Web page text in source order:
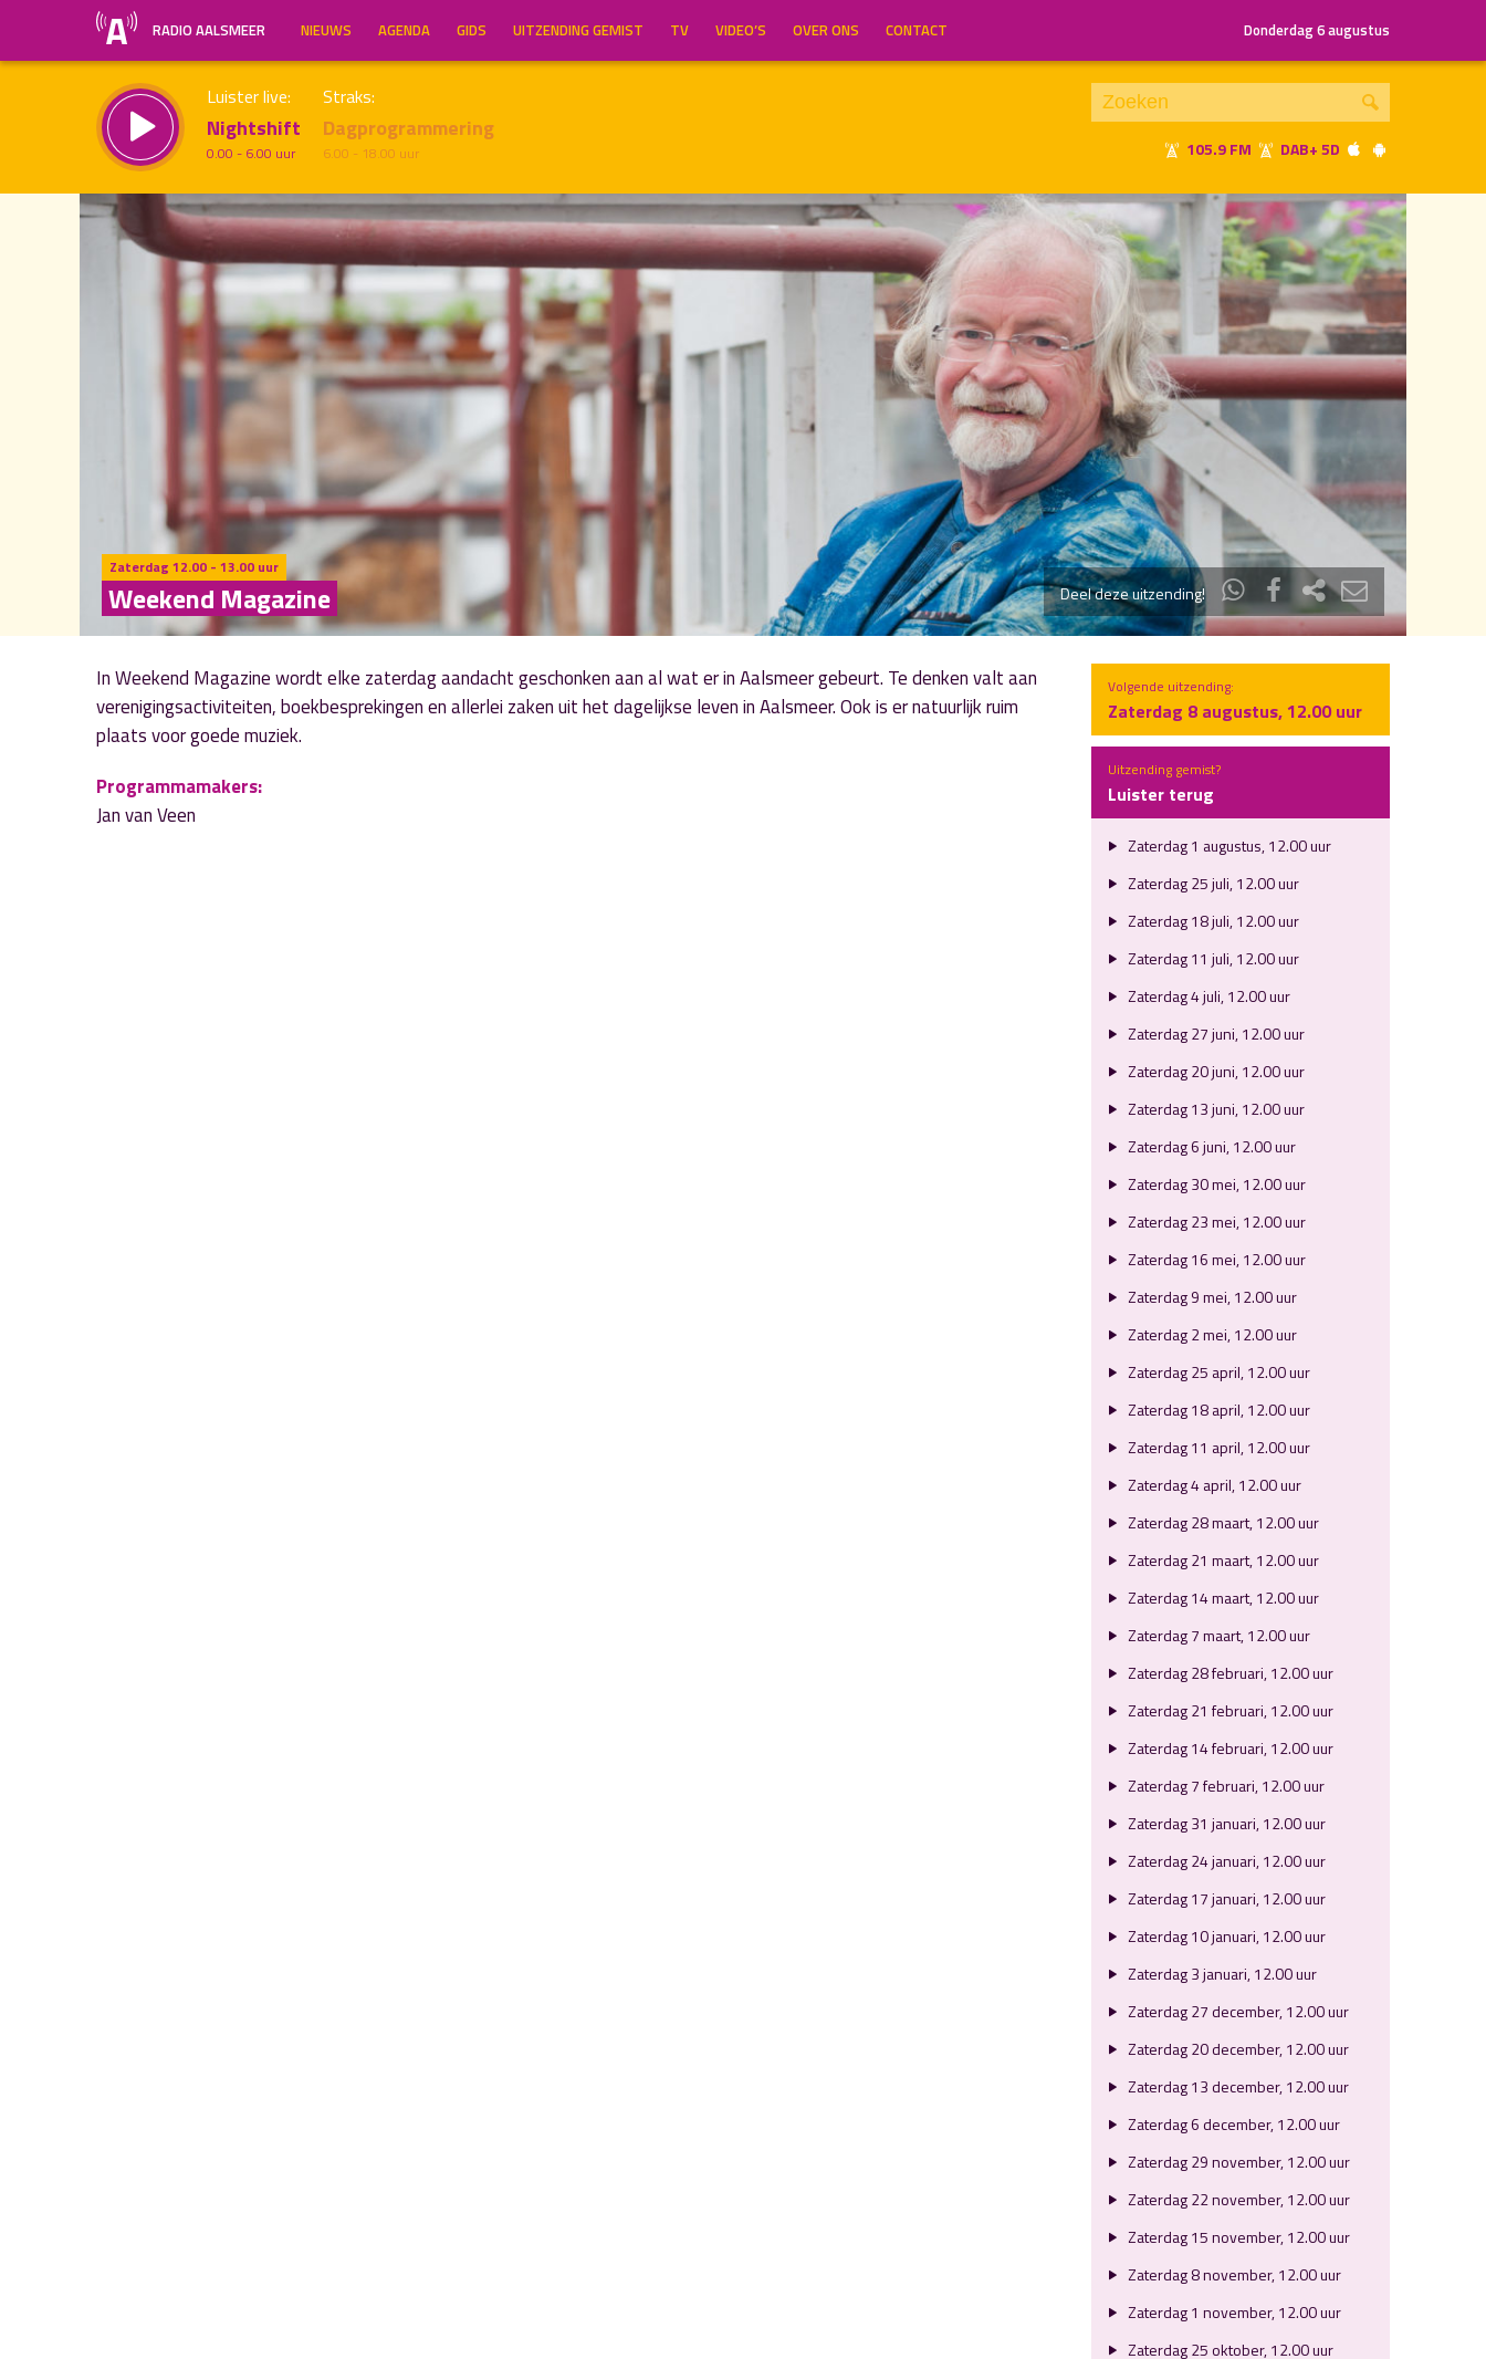
RADIO AALSMEER NIEUWS AGENDA GIDS UITZENDING GEMIST TV VIDEO’S OVER ONS CONTACT Donderdag 6 augustus
Luister live:
Nightshift
0.00 - 6.00 uur
Straks:
Dagprogrammering
6.00 - 18.00 uur 105.9 FM DAB+ 5D
13.00
Je luistert nu naar
uur 1 van 1
Vorig uur Volgend uur»
Zaterdag 12.00 - 13.00 uur
Weekend Magazine Deel deze uitzending!
In Weekend Magazine wordt elke zaterdag aandacht geschonken aan al wat er in Aalsmeer gebeurt. Te denken valt aan
verenigingsactiviteiten, boekbesprekingen en allerlei zaken uit het dagelijkse leven in Aalsmeer. Ook is er natuurlijk ruim
plaats voor goede muziek.
Programmamakers:
Jan van Veen
Volgende uitzending:
Zaterdag 8 augustus, 12.00 uur
Uitzending gemist?
Luister terug
Zaterdag 1 augustus, 12.00 uur
Zaterdag 25 juli, 12.00 uur
Zaterdag 18 juli, 12.00 uur
Zaterdag 11 juli, 12.00 uur
Zaterdag 4 juli, 12.00 uur
Zaterdag 27 juni, 12.00 uur
Zaterdag 20 juni, 12.00 uur
Zaterdag 13 juni, 12.00 uur
Zaterdag 6 juni, 12.00 uur
Zaterdag 30 mei, 12.00 uur
Zaterdag 23 mei, 12.00 uur
Zaterdag 16 mei, 12.00 uur
Zaterdag 9 mei, 12.00 uur
Zaterdag 2 mei, 12.00 uur
Zaterdag 25 april, 12.00 uur
Zaterdag 18 april, 12.00 uur
Zaterdag 11 april, 12.00 uur
Zaterdag 4 april, 12.00 uur
Zaterdag 28 maart, 12.00 uur
Zaterdag 21 maart, 12.00 uur
Zaterdag 14 maart, 12.00 uur
Zaterdag 7 maart, 12.00 uur
Zaterdag 28 februari, 12.00 uur
Zaterdag 21 februari, 12.00 uur
Zaterdag 14 februari, 12.00 uur
Zaterdag 7 februari, 12.00 uur
Zaterdag 31 januari, 12.00 uur
Zaterdag 24 januari, 12.00 uur
Zaterdag 17 januari, 12.00 uur
Zaterdag 10 januari, 12.00 uur
Zaterdag 3 januari, 12.00 uur
Zaterdag 27 december, 12.00 uur
Zaterdag 20 december, 12.00 uur
Zaterdag 13 december, 12.00 uur
Zaterdag 6 december, 12.00 uur
Zaterdag 29 november, 12.00 uur
Zaterdag 22 november, 12.00 uur
Zaterdag 15 november, 12.00 uur
Zaterdag 8 november, 12.00 uur
Zaterdag 1 november, 12.00 uur
Zaterdag 25 oktober, 12.00 uur